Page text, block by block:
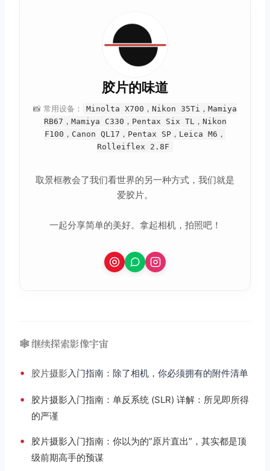
胶片的味道
📸 常用设备：
Minolta X700，Nikon 35Ti，Mamiya
RB67，Mamiya C330，Pentax Six TL，Nikon
F100，Canon QL17，Pentax SP，Leica M6，
Rolleiflex 2.8F
取景框教会了我们看世界的另一种方式，我们就是
爱胶片。
一起分享简单的美好。拿起相机，拍照吧！
🕸️ 继续探索影像宇宙
• 胶片摄影入门指南：除了相机，你必须拥有的附件清单
•
胶片摄影入门指南：单反系统 (SLR) 详解：所见即所得
的严谨
•
胶片摄影入门指南：你以为的”原片直出”，其实都是顶
级前期高手的预谋